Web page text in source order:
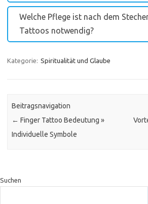
Welche Pflege ist nach dem
Tattoos notwendig?
Kategorie: Spiritualität und Glaube
Beitragsnavigation
← Finger Tattoo Bedeutung »
Individuelle Symbole
Suchen